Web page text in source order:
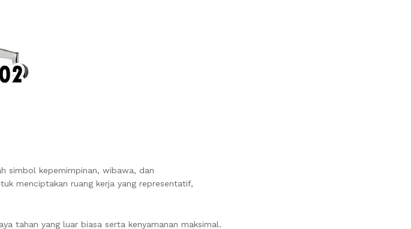
simbol kepemimpinan, wibawa, dan
menciptakan ruang kerja yang representatif,
tahan yang luar biasa serta kenyamanan maksimal.